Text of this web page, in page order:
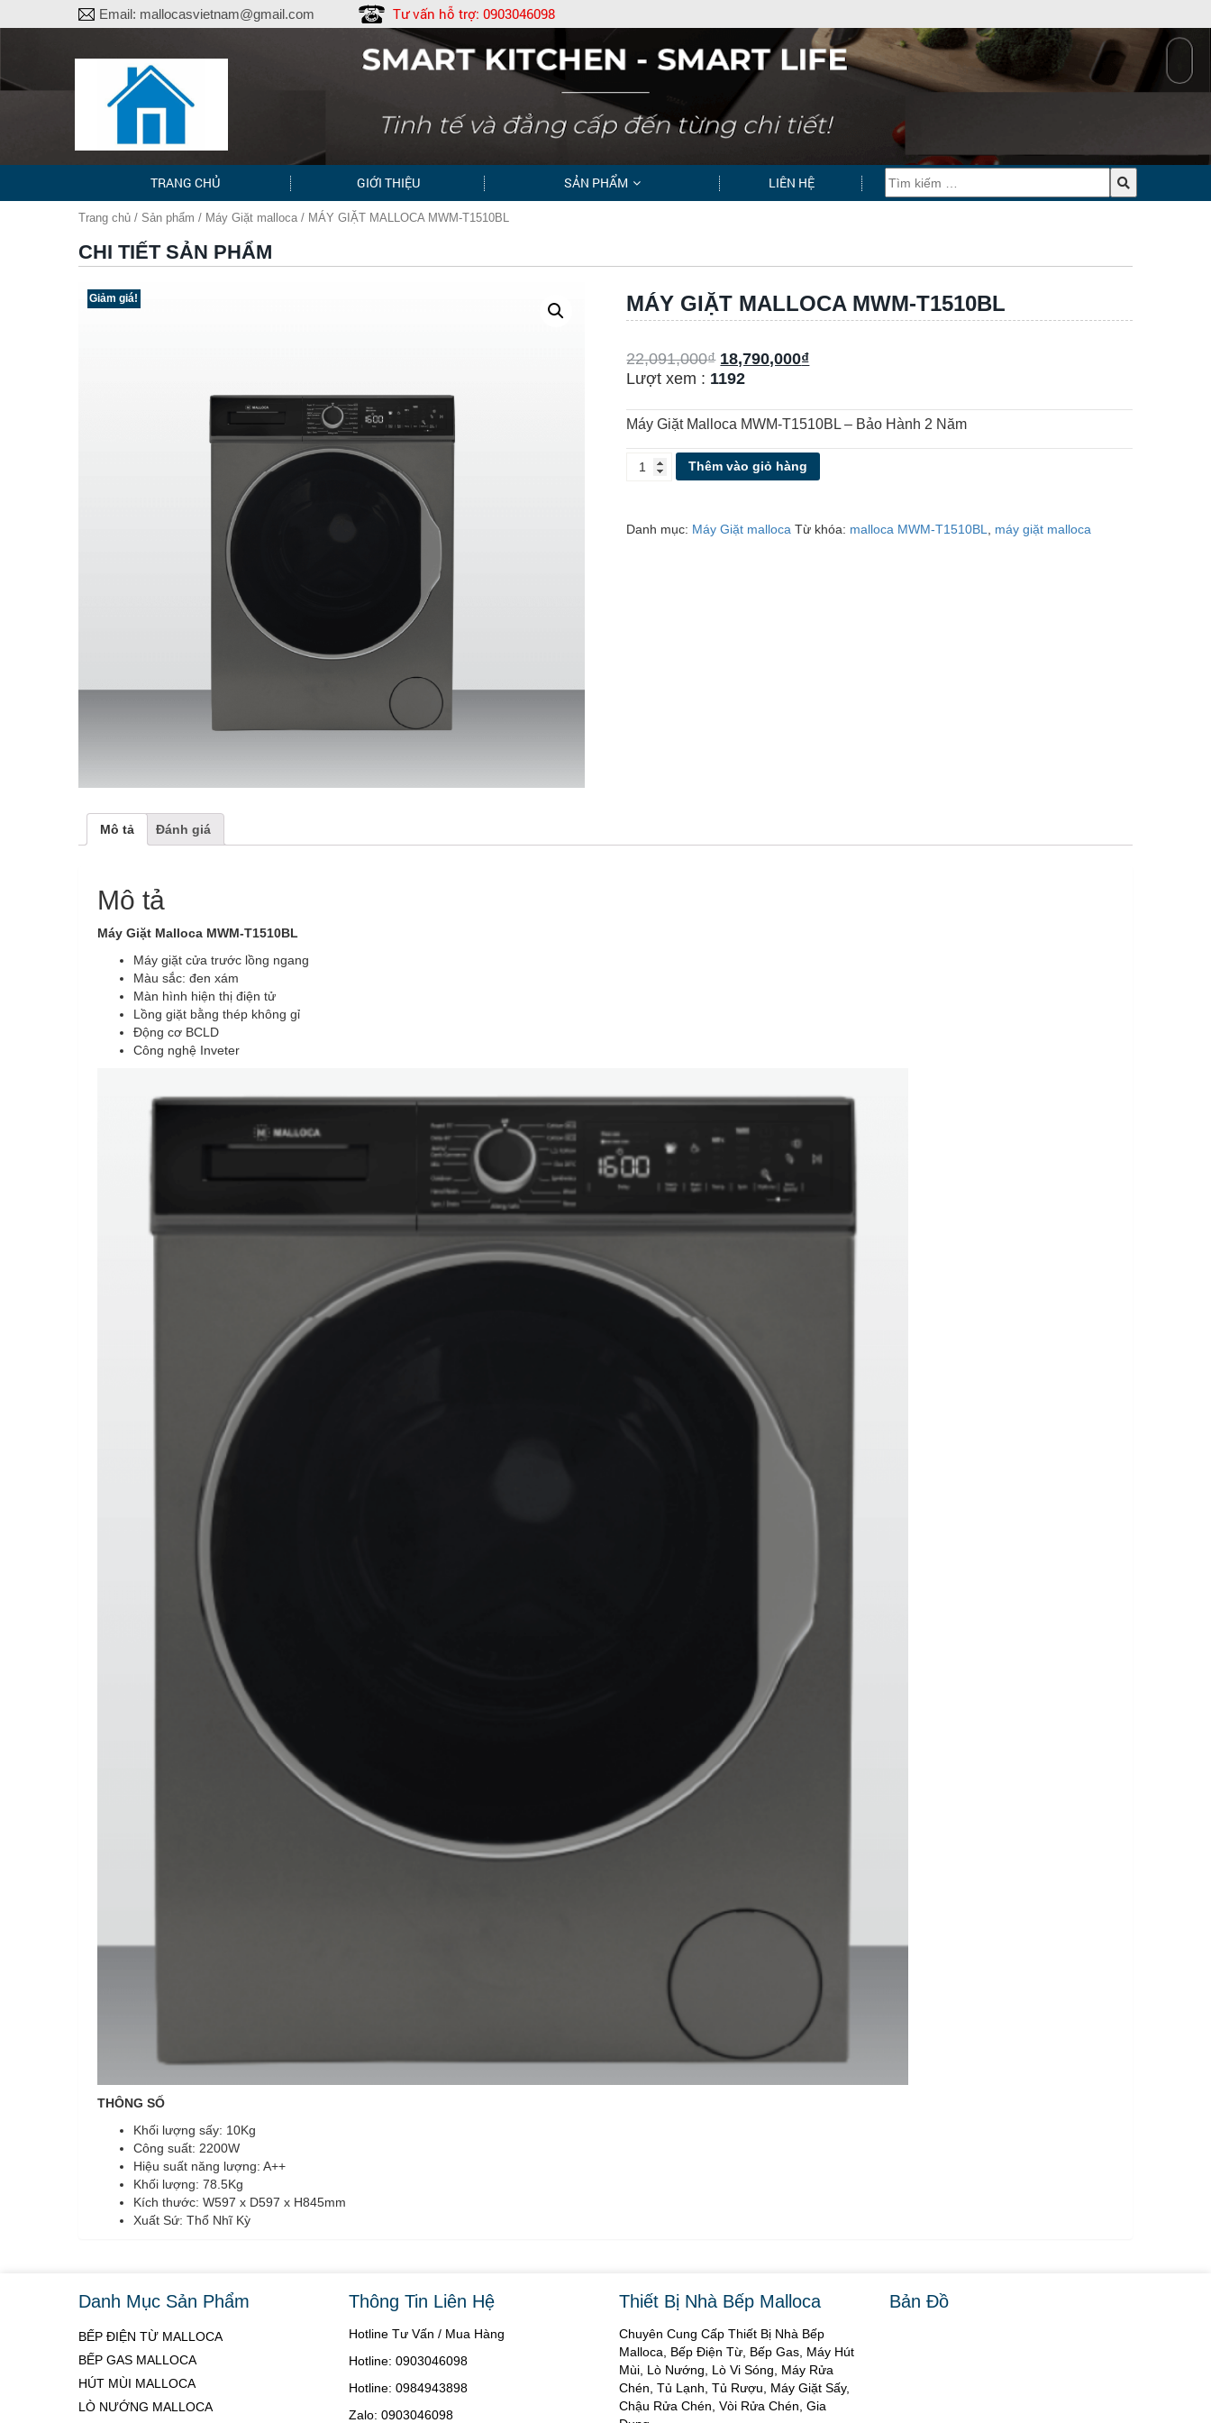
Email: mallocasvietnam@gmail.com Tư vấn hỗ trợ: 0903046098
TRANG CHỦ GIỚI THIỆU SẢN PHẨM LIÊN HỆ
Trang chủ / Sản phẩm / Máy Giặt malloca / MÁY GIẶT MALLOCA MWM-T1510BL
CHI TIẾT SẢN PHẨM
Giảm giá! MÁY GIẶT MALLOCA MWM-T1510BL
22,091,000₫ 18,790,000₫
Lượt xem : 1192
Máy Giặt Malloca MWM-T1510BL – Bảo Hành 2 Năm
MÁY
T1510BL
Thêm vào giỏ hàng
Danh mục: Máy Giặt malloca Từ khóa: malloca MWM-T1510BL máy giặt malloca
Mô tả Đánh giá
Mô tả
Máy Giặt Malloca MWM-T1510BL
Máy giặt cửa trước lồng ngang
Màu sắc: đen xám
Màn hình hiện thị điện tử
Lồng giặt bằng thép không gỉ
Động cơ BCLD
Công nghệ Inveter
THÔNG SỐ
Khối lượng sấy: 10Kg
Công suất: 2200W
Hiệu suất năng lượng: A++
Khối lượng: 78.5Kg
Kích thước: W597 x D597 x H845mm
Xuất Sứ: Thổ Nhĩ Kỳ
Danh Mục Sản Phẩm
BẾP ĐIỆN TỪ MALLOCA
BẾP GAS MALLOCA
HÚT MÙI MALLOCA
LÒ NƯỚNG MALLOCA
Thông Tin Liên Hệ
Hotline Tư Vấn / Mua Hàng
Hotline: 0903046098
Hotline: 0984943898
Zalo: 0903046098
Thiết Bị Nhà Bếp Malloca
Chuyên Cung Cấp Thiết Bị Nhà Bếp
Malloca, Bếp Điện Từ, Bếp Gas, Máy Hút
Mùi, Lò Nướng, Lò Vi Sóng, Máy Rửa
Chén, Tủ Lạnh, Tủ Rượu, Máy Giặt Sấy,
Chậu Rửa Chén, Vòi Rửa Chén, Gia
Bản Đồ